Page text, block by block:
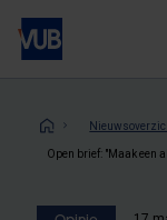
Overslaan
naar
inhoud